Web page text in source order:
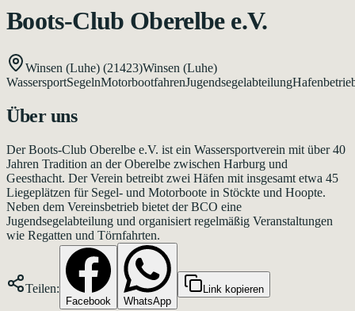
Boots-Club Oberelbe e.V.
Winsen (Luhe) (21423)Winsen (Luhe)
WassersportSegelnMotorbootfahrenJugendsegelabteilung
Über uns
Der Boots-Club Oberelbe e.V. ist ein Wassersportverein mit über 40
Jahren Tradition an der Oberelbe zwischen Harburg und
Geesthacht. Der Verein betreibt zwei Häfen mit insgesamt etwa 45
Liegeplätzen für Segel- und Motorboote in Stöckte und Hoopte.
Neben dem Vereinsbetrieb bietet der BCO eine
Jugendsegelabteilung und organisiert regelmäßig Veranstaltungen
wie Regatten und Törnfahrten.
Teilen:
Facebook WhatsApp
Link kopieren